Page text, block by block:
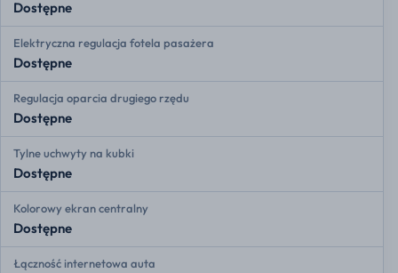
Dostępne
Elektryczna regulacja fotela pasażera
Dostępne
Regulacja oparcia drugiego rzędu
Dostępne
Tylne uchwyty na kubki
Dostępne
Kolorowy ekran centralny
Dostępne
Łączność internetowa auta